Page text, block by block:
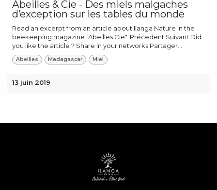
Abeilles & Cie - Des miels malgaches
d’exception sur les tables du monde
Read an excerpt from an article about Ilanga Nature in the
beekeeping magazine "Abeilles Cie". Précedent Suivant Did
you like the article ? Share in your networks Partager...
Abeilles Madagascar Miel
13 juin 2019